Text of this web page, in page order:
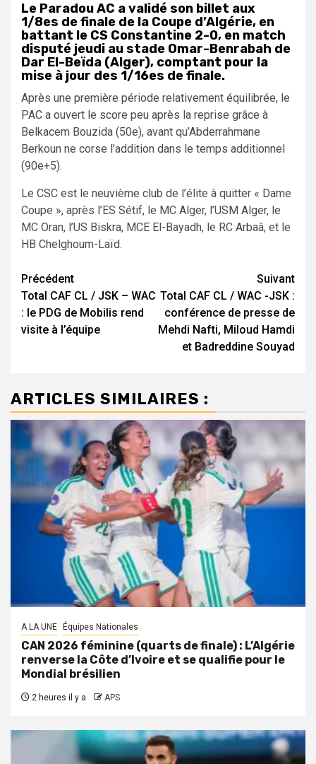
Le Paradou AC a validé son billet aux
1/8es de finale de la Coupe d’Algérie, en
battant le CS Constantine 2-0, en match
disputé jeudi au stade Omar-Benrabah de
Dar El-Beïda (Alger), comptant pour la
mise à jour des 1/16es de finale.
Après une première période relativement équilibrée, le
PAC a ouvert le score peu après la reprise grâce à
Belkacem Bouzida (50e), avant qu’Abderrahmane
Berkoun ne corse l’addition dans le temps additionnel
(90e+5).
Le CSC est le neuvième club de l’élite à quitter « Dame
Coupe », après l’ES Sétif, le MC Alger, l’USM Alger, le
MC Oran, l’US Biskra, MCE El-Bayadh, le RC Arbaâ, et le
HB Chelghoum-Laïd.
Navigation
d’article
Précédent
Total CAF CL / JSK – WAC
: le PDG de Mobilis rend
visite à l’équipe
Suivant
Total CAF CL / WAC -JSK :
conférence de presse de
Mehdi Nafti, Miloud Hamdi
et Badreddine Souyad
ARTICLES SIMILAIRES :
A LA UNE Équipes Nationales
CAN 2026 féminine (quarts de finale) : L’Algérie
renverse la Côte d’Ivoire et se qualifie pour le
Mondial brésilien
2 heures il y a APS